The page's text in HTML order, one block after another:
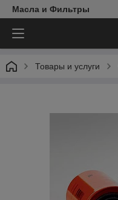
Масла и Фильтры
Товары и услуги